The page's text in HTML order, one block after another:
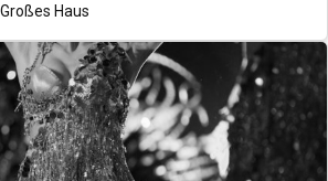
Haus